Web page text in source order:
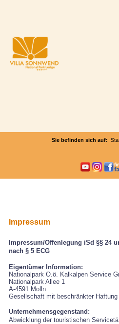
Sie befinden sich auf:
Impressum
Impressum/Offenlegung iSd §§ 24
nach § 5 ECG
Eigentümer Information:
Nationalpark O.ö. Kalkalpen Service
Nationalpark Allee 1
A-4591 Molln
Gesellschaft mit beschränkter Haftung
Unternehmensgegenstand:
Abwicklung der touristischen